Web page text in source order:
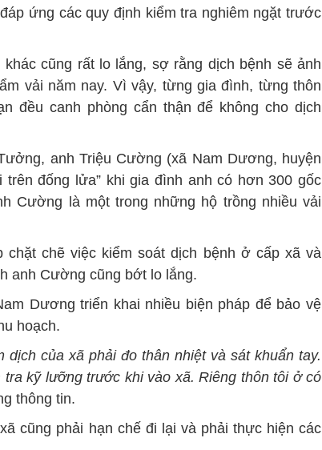
ứng các quy định kiểm tra nghiêm ngặt trước
cũng rất lo lắng, sợ rằng dịch bệnh sẽ ảnh
vải năm nay. Vì vậy, từng gia đình, từng thôn
đều canh phòng cẩn thận để không cho dịch
anh Triệu Cường (xã Nam Dương, huyện
trên đống lửa” khi gia đình anh có hơn 300 gốc
Cường là một trong những hộ trồng nhiều vải
chặt chẽ việc kiểm soát dịch bệnh ở cấp xã và
anh Cường cũng bớt lo lắng.
Dương triển khai nhiều biện pháp để bảo vệ
hoạch.
của xã phải đo thân nhiệt và sát khuẩn tay.
kỹ lưỡng trước khi vào xã. Riêng thôn tôi ở có
thông tin.
cũng phải hạn chế đi lại và phải thực hiện các